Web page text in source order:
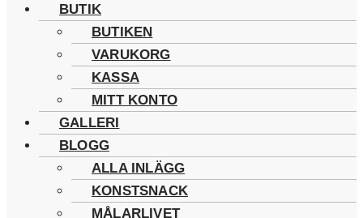
BUTIK
BUTIKEN
VARUKORG
KASSA
MITT KONTO
GALLERI
BLOGG
ALLA INLÄGG
KONSTSNACK
MÅLARLIVET